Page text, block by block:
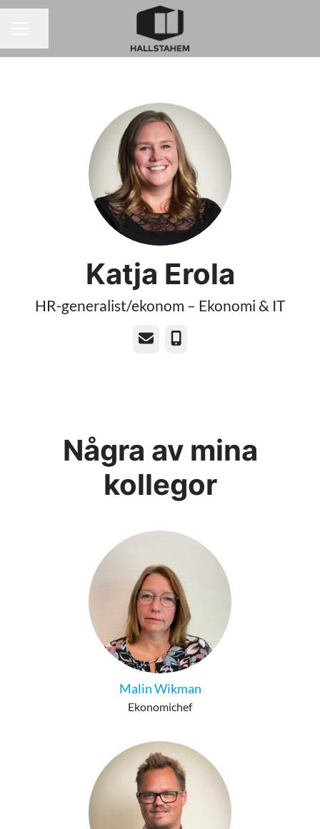
Katja Erola
HR-generalist/ekonom – Ekonomi & IT
E-post Telefon
Några av mina
kollegor
Malin Wikman
Ekonomichef